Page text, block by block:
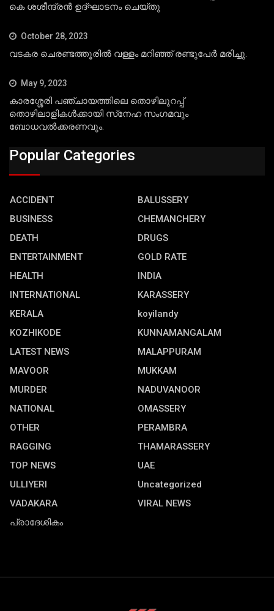
കെ ശശീന്ദ്രന്‍ ഉദ്ഘാടനം ചെയ്തു
October 28, 2023
വടകര ചെരണ്ടത്തൂരില്‍ വള്ളം മറിഞ്ഞ് രണ്ടുപേര്‍ മരിച്ചു.
May 9, 2023
കാരശ്ശേരി പഞ്ചായത്തിലെ തൊഴിലുറപ്പ്
തൊഴിലാളികള്‍ക്കായി സ്‌നേഹ സംഗമവും
ബോധവല്‍ക്കരണവും.
Popular Categories
ACCIDENT
BALUSSERY
BUSINESS
CHEMANCHERY
DEATH
DRUGS
ENTERTAINMENT
GOLD RATE
HEALTH
INDIA
INTERNATIONAL
KARASSERY
KERALA
koyilandy
KOZHIKODE
KUNNAMANGALAM
LATEST NEWS
MALAPPURAM
MAVOOR
MUKKAM
MURDER
NADUVANOOR
NATIONAL
OMASSERY
OTHER
PERAMBRA
RAGGING
THAMARASSERY
TOP NEWS
UAE
ULLIYERI
Uncategorized
VADAKARA
VIRAL NEWS
പ്രാദേശികം